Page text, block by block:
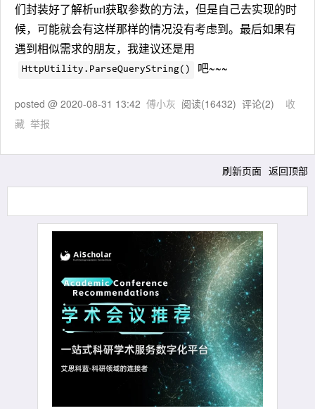
们封装好了解析url获取参数的方法，但是自己去实现的时
候，可能就会有这样那样的情况没有考虑到。最后如果有
遇到相似需求的朋友，我建议还是用
HttpUtility.ParseQueryString() 吧~~~
posted @ 2020-08-31 13:42 傅小灰 阅读(16432) 评论(2) 收
藏 举报
刷新页面 返回顶部